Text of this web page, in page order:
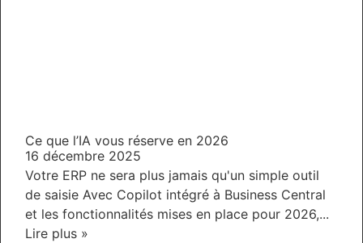
Ce que l’IA vous réserve en 2026
16 décembre 2025
Votre ERP ne sera plus jamais qu'un simple outil
de saisie Avec Copilot intégré à Business Central
et les fonctionnalités mises en place pour 2026,...
Lire plus »